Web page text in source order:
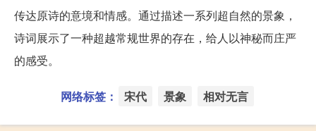
传达原诗的意境和情感。通过描述一系列超自然的景象，
诗词展示了一种超越常规世界的存在，给人以神秘而庄严
的感受。
网络标签： 宋代 景象 相对无言